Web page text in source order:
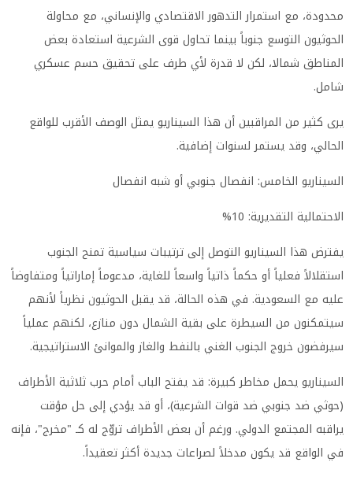
محدودة، مع استمرار التدهور الاقتصادي والإنساني، مع محاولة
الحوثيون التوسع جنوباً بينما تحاول قوى الشرعية استعادة بعض
المناطق شمالا، لكن لا قدرة لأي طرف على تحقيق حسم عسكري
شامل.
يرى كثير من المراقبين أن هذا السيناريو يمثل الوصف الأقرب للواقع
الحالي، وقد يستمر لسنوات إضافية.
السيناريو الخامس: انفصال جنوبي أو شبه انفصال
الاحتمالية التقديرية: 10%
يفترض هذا السيناريو التوصل إلى ترتيبات سياسية تمنح الجنوب
استقلالاً فعلياً أو حكماً ذاتياً واسعاً للغاية، مدعوماً إماراتياً ومتفاوضاً
عليه مع السعودية. في هذه الحالة، قد يقبل الحوثيون نظرياً لأنهم
سيتمكنون من السيطرة على بقية الشمال دون منازع، لكنهم عملياً
سيرفضون خروج الجنوب الغني بالنفط والغاز والموانئ الاستراتيجية.
السيناريو يحمل مخاطر كبيرة: قد يفتح الباب أمام حرب ثلاثية الأطراف
(حوثي ضد جنوبي ضد قوات الشرعية)، أو قد يؤدي إلى حل مؤقت
يراقبه المجتمع الدولي. ورغم أن بعض الأطراف تروّج له كـ "مخرج"، فإنه
في الواقع قد يكون مدخلاً لصراعات جديدة أكثر تعقيداً.